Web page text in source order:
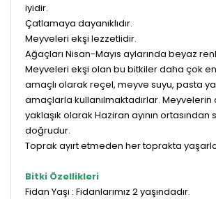
iyidir.
Çatlamaya dayanıklıdır.
Meyveleri ekşi lezzetlidir.
Ağaçları Nisan-Mayıs aylarında beyaz
Meyveleri ekşi olan bu bitkiler daha çok
amaçlı olarak reçel, meyve suyu, pasta
amaçlarla kullanılmaktadırlar. Meyvelerin
yaklaşık olarak Haziran ayının ortasından
doğrudur.
Toprak ayırt etmeden her toprakta
Bitki Özellikleri
Fidan Yaşı : Fidanlarımız 2 yaşındadır.